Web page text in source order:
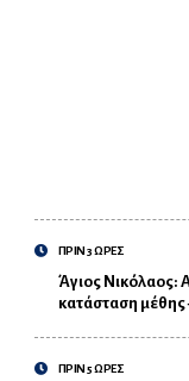
ΠΡΙΝ 3 ΩΡΕΣ
Άγιος Νικόλαος:
κατάσταση
ΠΡΙΝ 5 ΩΡΕΣ